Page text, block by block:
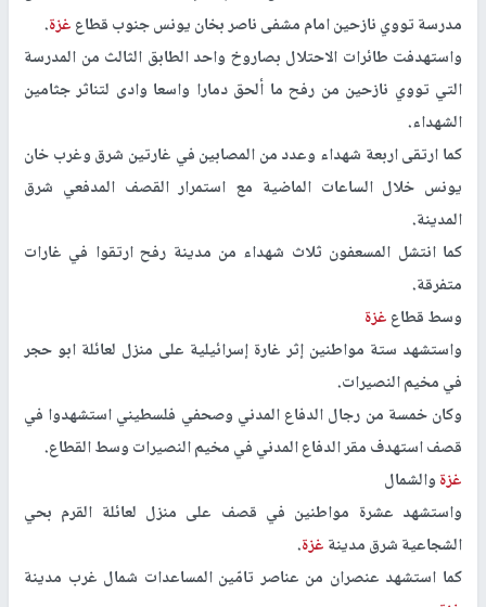
مدرسة تووي نازحين امام مشفى ناصر بخان يونس جنوب قطاعغزة.
واستهدفت طائرات الاحتلال بصاروخ واحد الطابق الثالث من المدرسة
التي تووي نازحين من رفح ما ألحق دمارا واسعا وادى لتناثر جثامين
الشهداء.
كما ارتقى اربعة شهداء وعدد من المصابين في غارتين شرق وغرب خان
يونس خلال الساعات الماضية مع استمرار القصف المدفعي شرق
المدينة.
كما انتشل المسعفون ثلاث شهداء من مدينة رفح ارتقوا في غارات
متفرقة.
وسط قطاعغزة
واستشهد ستة مواطنين إثر غارة إسرائيلية على منزل لعائلة ابو حجر
في مخيم النصيرات.
وكان خمسة من رجال الدفاع المدني وصحفي فلسطيني استشهدوا في
قصف استهدف مقر الدفاع المدني في مخيم النصيرات وسط القطاع.
غزةوالشمال
واستشهد عشرة مواطنين في قصف على منزل لعائلة القرم بحي
الشجاعية شرق مدينةغزة.
كما استشهد عنصران من عناصر تامّين المساعدات شمال غرب مدينة